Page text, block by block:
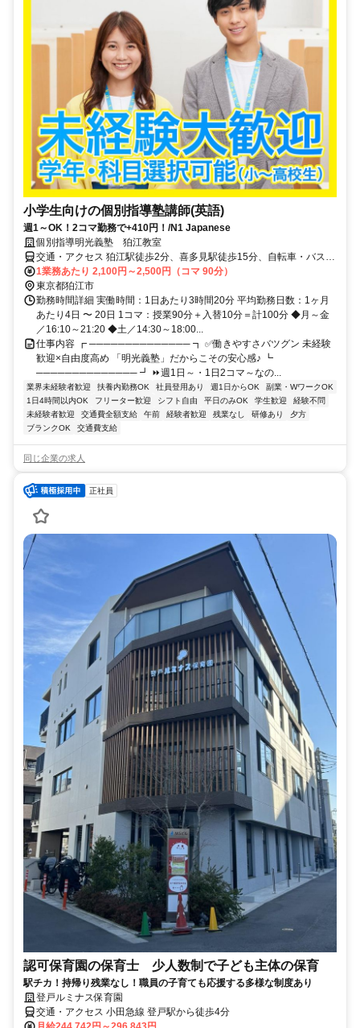
小学生向けの個別指導塾講師(英語)
週1～OK！2コマ勤務で+410円！/N1 Japanese
個別指導明光義塾 狛江教室
交通・アクセス 狛江駅徒歩2分、喜多見駅徒歩15分、自転車・バス・
バイク通勤可（応相談）
1業務あたり 2,100円～2,500円（コマ 90分）
東京都狛江市
勤務時間詳細 実働時間：1日あたり3時間20分 平均勤務日数：1ヶ月
あたり4日 〜 20日 1コマ：授業90分＋入替10分＝計100分 ◆月～金
／16:10～21:20 ◆土／14:30～18:00...
仕事内容 ┏ ────────────── ┓ ✅働きやすさバツグン 未経験
歓迎×自由度高め 「明光義塾」だからこその安心感♪ ┗
────────────── ┛ ⏩週1日～・1日2コマ～なの...
業界未経験者歓迎 扶養内勤務OK 社員登用あり 週1日からOK
副業・WワークOK
1日4時間以内OK
フリーター歓迎 シフト自由 平日のみOK 学生歓迎
経験不問
未経験者歓迎
交通費全額支給 午前 経験者歓迎 残業なし 研修あり
夕方
ブランクOK
交通費支給
同じ企業の求人
正社員
認可保育園の保育士 少人数制で子ども主体の保育
駅チカ！持帰り残業なし！職員の子育ても応援する多様な制度あり
登戸ルミナス保育園
交通・アクセス 小田急線 登戸駅から徒歩4分